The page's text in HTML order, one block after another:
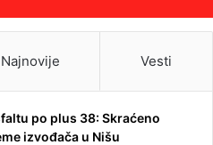
Najnovije Vesti
po plus 38: Skraćeno
izvođača u Nišu